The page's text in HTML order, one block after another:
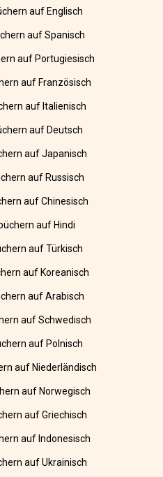
auf Englisch
auf Spanisch
auf Portugiesisch
auf Französisch
auf Italienisch
auf Deutsch
auf Japanisch
auf Russisch
auf Chinesisch
auf Hindi
auf Türkisch
auf Koreanisch
auf Arabisch
auf Schwedisch
auf Polnisch
auf Niederländisch
auf Norwegisch
auf Griechisch
auf Indonesisch
auf Ukrainisch